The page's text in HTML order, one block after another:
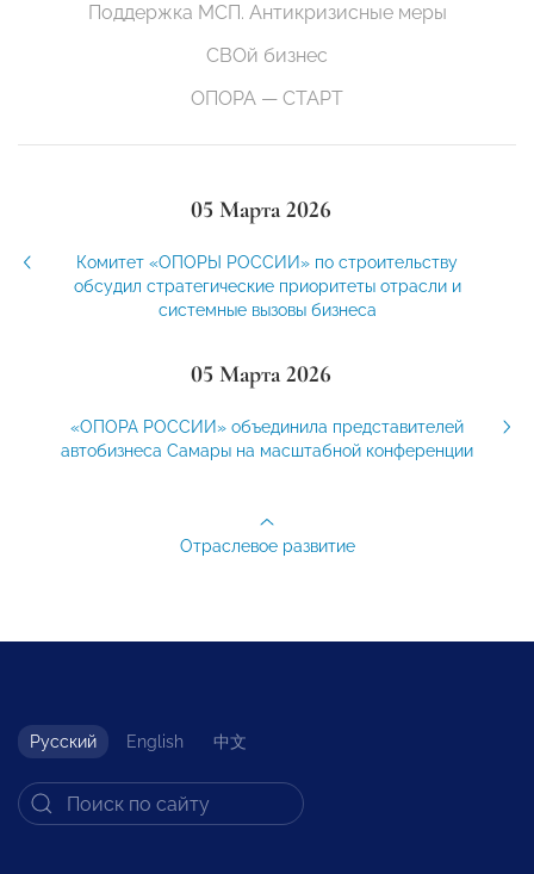
Поддержка МСП. Антикризисные меры
СВОй бизнес
ОПОРА — СТАРТ
05 Марта 2026
Комитет «ОПОРЫ РОССИИ» по строительству
обсудил стратегические приоритеты отрасли и
системные вызовы бизнеса
05 Марта 2026
«ОПОРА РОССИИ» объединила представителей
автобизнеса Самары на масштабной конференции
Отраслевое развитие
Русский English 中文